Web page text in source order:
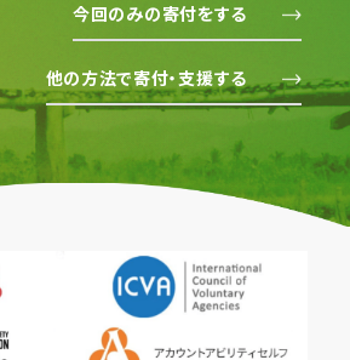
今回のみの寄付をする
他の方法で寄付・支援する